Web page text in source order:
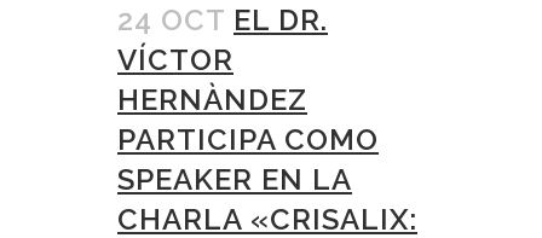
24 OCT EL DR.
VÍCTOR
HERNÀNDEZ
PARTICIPA COMO
SPEAKER EN LA
CHARLA «CRISALIX: